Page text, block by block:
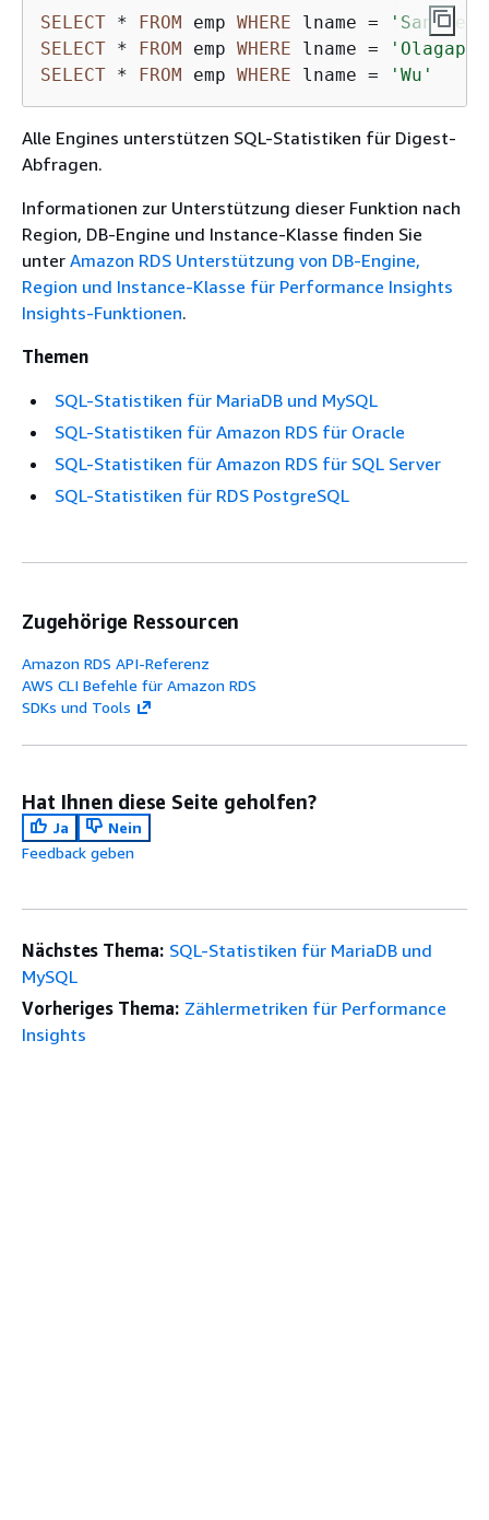
SELECT * FROM emp WHERE lname =
'Sanchez'
SELECT * FROM emp WHERE lname =
SELECT * FROM emp WHERE lname = 'Wu'
Alle Engines unterstützen SQL-Statistiken für Digest-
Abfragen.
Informationen zur Unterstützung dieser Funktion nach
Region, DB-Engine und Instance-Klasse finden Sie
unter Amazon RDS Unterstützung von DB-Engine,
Region und Instance-Klasse für Performance Insights
Insights-Funktionen.
Themen
SQL-Statistiken für MariaDB und MySQL
SQL-Statistiken für Amazon RDS für Oracle
SQL-Statistiken für Amazon RDS für SQL Server
SQL-Statistiken für RDS PostgreSQL
Zugehörige Ressourcen
Amazon RDS API-Referenz
AWS CLI Befehle für Amazon RDS
SDKs und Tools
Hat Ihnen diese Seite geholfen?
Ja
Nein
Feedback geben
Nächstes Thema: SQL-Statistiken für MariaDB und
MySQL
Vorheriges Thema: Zählermetriken für Performance
Insights